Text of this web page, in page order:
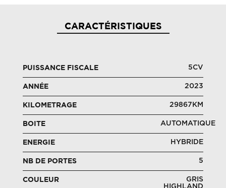
CARACTÉRISTIQUES
PUISSANCE FISCALE 5CV
ANNÉE 2023
KILOMETRAGE 29867KM
BOITE AUTOMATIQUE
ENERGIE HYBRIDE
NB DE PORTES 5
COULEUR
GRIS
HIGHLAND